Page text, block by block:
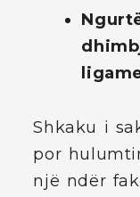
Shkaku i
por
një ndër